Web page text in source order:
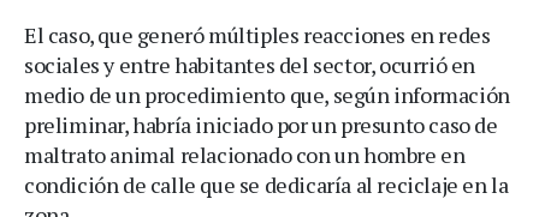
El caso, que generó múltiples reacciones en redes
sociales y entre habitantes del sector, ocurrió en
medio de un procedimiento que, según información
preliminar, habría iniciado por un presunto caso de
maltrato animal relacionado con un hombre en
condición de calle que se dedicaría al reciclaje en la